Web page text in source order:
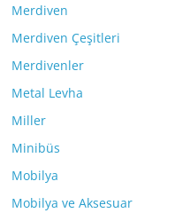
Merdiven
Merdiven Çeşitleri
Merdivenler
Metal Levha
Miller
Minibüs
Mobilya
Mobilya ve Aksesuar